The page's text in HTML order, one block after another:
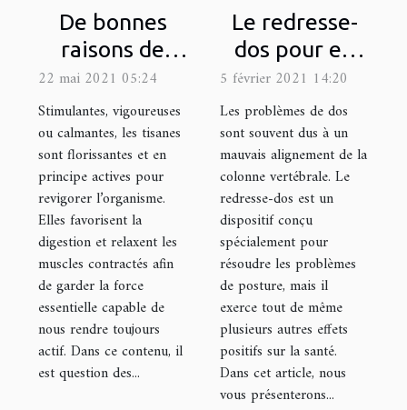
De bonnes
raisons de
boire une
tisane
énergisante
22 mai 2021 05:24
Stimulantes, vigoureuses
ou calmantes, les tisanes
sont florissantes et en
principe actives pour
revigorer l’organisme.
Elles favorisent la
digestion et relaxent les
muscles contractés afin
de garder la force
essentielle capable de
nous rendre toujours
actif. Dans ce contenu, il
est question des...
Le redresse-
dos pour en
finir avec les
maux de dos
5 février 2021 14:20
Les problèmes de dos
sont souvent dus à un
mauvais alignement de la
colonne vertébrale. Le
redresse-dos est un
dispositif conçu
spécialement pour
résoudre les problèmes
de posture, mais il
exerce tout de même
plusieurs autres effets
positifs sur la santé.
Dans cet article, nous
vous présenterons...